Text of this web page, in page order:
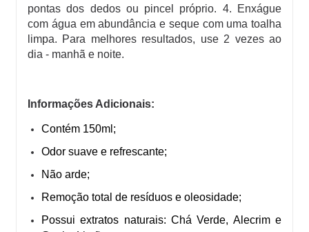
pontas dos dedos ou pincel próprio. 4. Enxágue
com água em abundância e seque com uma toalha
limpa. Para melhores resultados, use 2 vezes ao
dia - manhã e noite.
Informações Adicionais:
Contém 150ml;
Odor suave e refrescante;
Não arde;
Remoção total de resíduos e oleosidade;
Possui extratos naturais: Chá Verde, Alecrim e